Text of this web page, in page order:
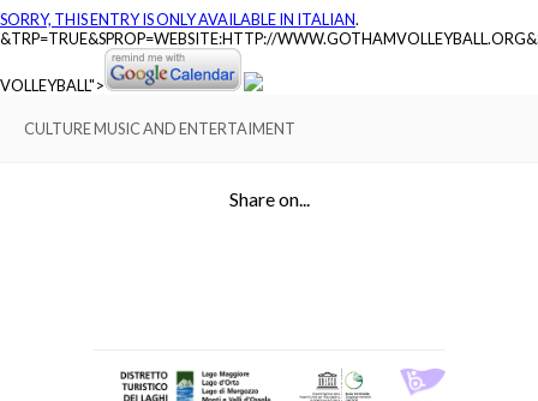
SORRY, THIS ENTRY IS ONLY AVAILABLE IN ITALIAN.
&TRP=TRUE&SPROP=WEBSITE:HTTP://
VOLLEYBALL">
CULTURE MUSIC AND ENTERTAIMENT
Share on...